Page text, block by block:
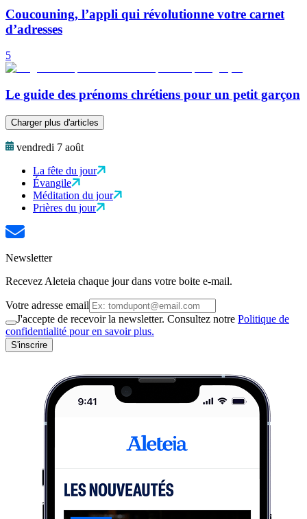
Coucouning, l’appli qui révolutionne votre carnet
d’adresses
5
Le guide des prénoms chrétiens pour un petit garçon
Charger plus d'articles
vendredi 7 août
La fête du jour
Évangile
Méditation du jour
Prières du jour
Newsletter
Recevez Aleteia chaque jour dans votre boite e-mail.
Votre adresse email
J'accepte de recevoir la newsletter. Consultez notre Politique de
confidentialité pour en savoir plus.
S'inscrire